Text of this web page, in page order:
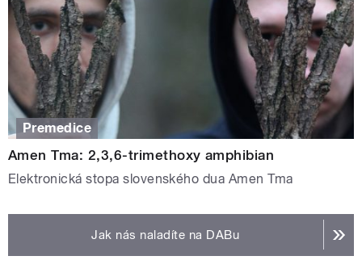
Premedice
Amen Tma: 2,3,6-trimethoxy amphibian
Elektronická stopa slovenského dua Amen Tma
Jak nás naladíte na DABu